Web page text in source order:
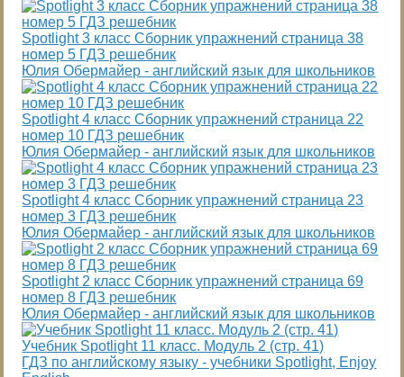
Spotlight 3 класс Сборник упражнений страница 38
номер 5 ГДЗ решебник
Юлия Обермайер - английский язык для школьников
Spotlight 4 класс Сборник упражнений страница 22
номер 10 ГДЗ решебник
Юлия Обермайер - английский язык для школьников
Spotlight 4 класс Сборник упражнений страница 23
номер 3 ГДЗ решебник
Юлия Обермайер - английский язык для школьников
Spotlight 2 класс Сборник упражнений страница 69
номер 8 ГДЗ решебник
Юлия Обермайер - английский язык для школьников
Учебник Spotlight 11 класс. Модуль 2 (стр. 41)
ГДЗ по английскому языку - учебники Spotlight, Enjoy